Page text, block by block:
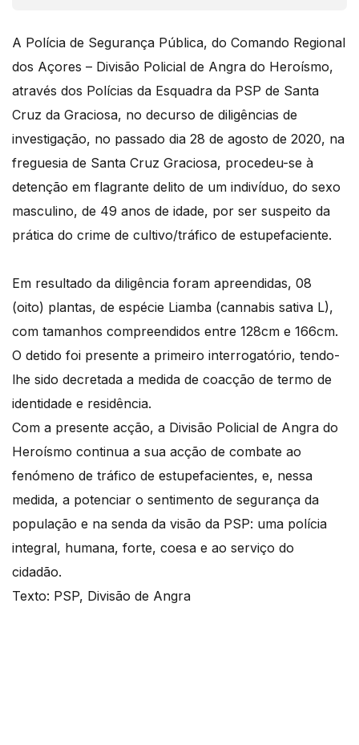
A Polícia de Segurança Pública, do Comando Regional
dos Açores – Divisão Policial de Angra do Heroísmo,
através dos Polícias da Esquadra da PSP de Santa
Cruz da Graciosa, no decurso de diligências de
investigação, no passado dia 28 de agosto de 2020, na
freguesia de Santa Cruz Graciosa, procedeu-se à
detenção em flagrante delito de um indivíduo, do sexo
masculino, de 49 anos de idade, por ser suspeito da
prática do crime de cultivo/tráfico de estupefaciente.
Em resultado da diligência foram apreendidas, 08
(oito) plantas, de espécie Liamba (cannabis sativa L),
com tamanhos compreendidos entre 128cm e 166cm.
O detido foi presente a primeiro interrogatório, tendo-
lhe sido decretada a medida de coacção de termo de
identidade e residência.
Com a presente acção, a Divisão Policial de Angra do
Heroísmo continua a sua acção de combate ao
fenómeno de tráfico de estupefacientes, e, nessa
medida, a potenciar o sentimento de segurança da
população e na senda da visão da PSP: uma polícia
integral, humana, forte, coesa e ao serviço do
cidadão.
Texto: PSP, Divisão de Angra